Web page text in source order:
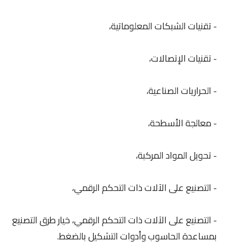
- تقنيات الشبكات المعلوماتية،
- تقنيات الإتصالات،
- الحراريات الصناعية،
- معالجة الأسطحة،
- تحويل المواد المركبة،
- التصنيع على الآلات ذات التحكم الرقمي،
- التصنيع على الآلات ذات التحكم الرقمي، خيار طرق التصنيع
بمساعدة الحاسوب وأدوات التشكيل بالضغط.